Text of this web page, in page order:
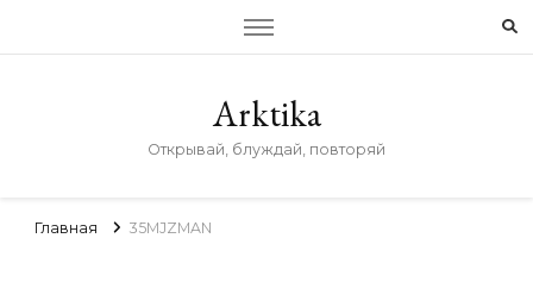
Arktika
Открывай, блуждай, повторяй
Главная 35MJZMAN